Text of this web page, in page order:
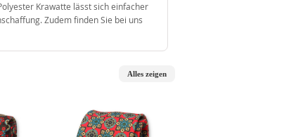
falten
- wie werden sie getragen
- wie werden sie getragen
Impressum
Krawatte lässt sich einfacher
Zudem finden Sie bei uns
Alles zeigen